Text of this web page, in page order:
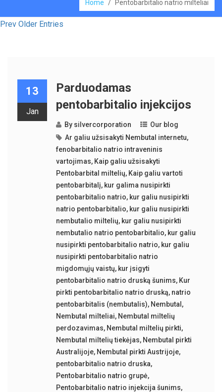
Home / Pentobarbitalio natrio milteliai
Prev Older Entries
13
Jan
Parduodamas
pentobarbitalio injekcijos
By silvercorporation
Our blog
Ar galiu užsisakyti Nembutal internetu,
fenobarbitalio natrio intraveninis
vartojimas, Kaip galiu užsisakyti
Pentobarbital miltelių, Kaip galiu vartoti
pentobarbitalį, kur galima nusipirkti
pentobarbitalio natrio, kur galiu nusipirkti
natrio pentobarbitalio, kur galiu nusipirkti
nembutalio miltelių, kur galiu nusipirkti
nembutalio natrio pentobarbitalio, kur galiu
nusipirkti pentobarbitalio natrio, kur galiu
nusipirkti pentobarbitalio natrio
migdomųjų vaistų, kur įsigyti
pentobarbitalio natrio druską šunims, Kur
pirkti pentobarbitalio natrio druską, natrio
pentobarbitalis (nembutalis), Nembutal ,
Nembutal milteliai, Nembutal miltelių
perdozavimas, Nembutal miltelių pirkti,
Nembutal miltelių tiekėjas, Nembutal pirkti
Australijoje, Nembutal pirkti Austrijoje,
pentobarbitalio natrio druska,
Pentobarbitalio natrio grupė,
Pentobarbitalio natrio injekcija šunims,